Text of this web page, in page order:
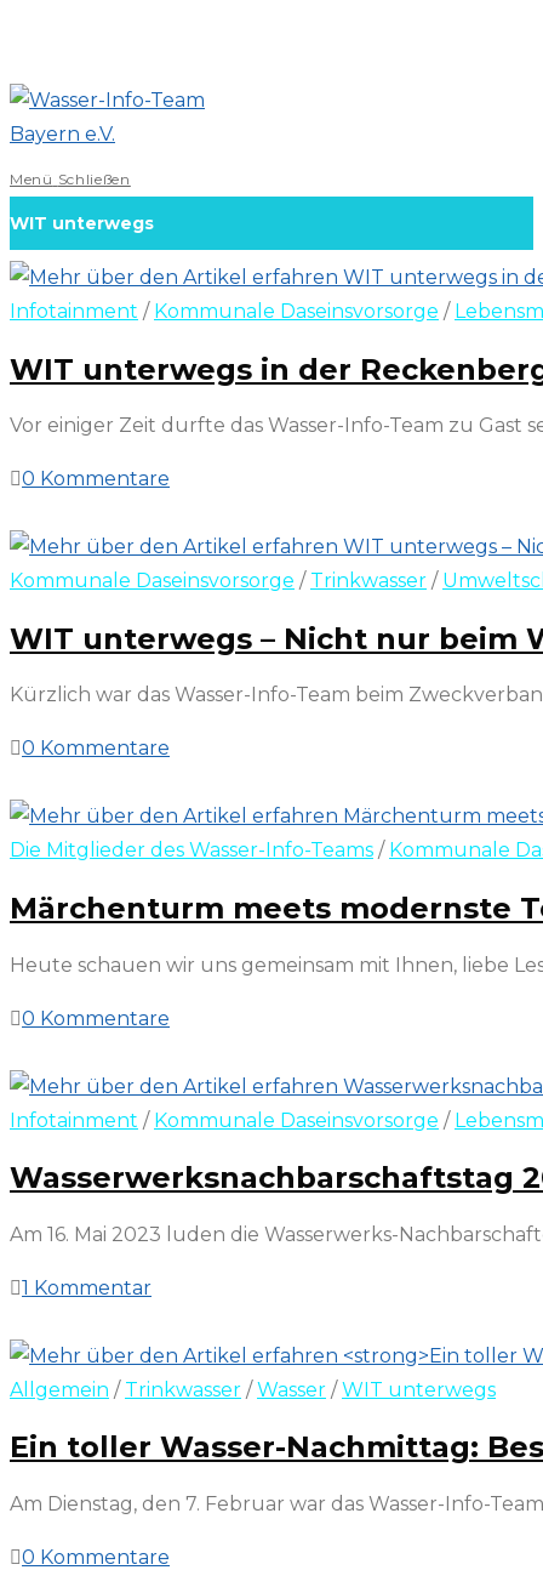
springen
Menü Schließen
WIT unterwegs
Infotainment / Kommunale Daseinsvorsorge /
WIT unterwegs in der
Vor einiger Zeit durfte das Wasser-Info-Team zu
0 Kommentare
Kommunale Daseinsvorsorge / Trinkwasser /
WIT unterwegs – Nicht nur beim
Kürzlich war das Wasser-Info-Team beim
0 Kommentare
Die Mitglieder des Wasser-Info-Teams / Kommunale
Märchenturm meets modernste
Heute schauen wir uns gemeinsam mit Ihnen, liebe
0 Kommentare
Infotainment / Kommunale Daseinsvorsorge /
Wasserwerksnachbarschaftstag
Am 16. Mai 2023 luden die Wasserwerks-
1 Kommentar
Allgemein / Trinkwasser /Wasser /WIT unterwegs
Ein toller Wasser-Nachmittag:
Am Dienstag, den 7. Februar war das Wasser-Info-
0 Kommentare